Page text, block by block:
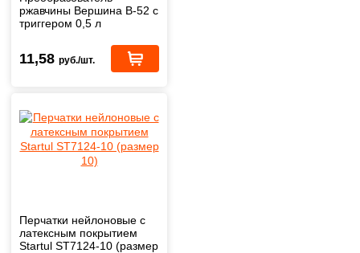
ржавчины Вершина B-52 с
триггером 0,5 л
11,58 руб./шт.
Перчатки нейлоновые с
латексным покрытием
Startul ST7124-10 (размер